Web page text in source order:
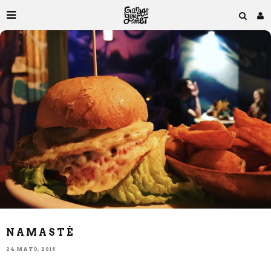
NAMASTÉ
24 MAYO, 2019